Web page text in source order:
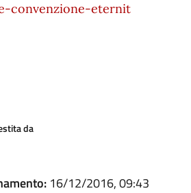
convenzione-eternit
da
16/12/2016, 09:43